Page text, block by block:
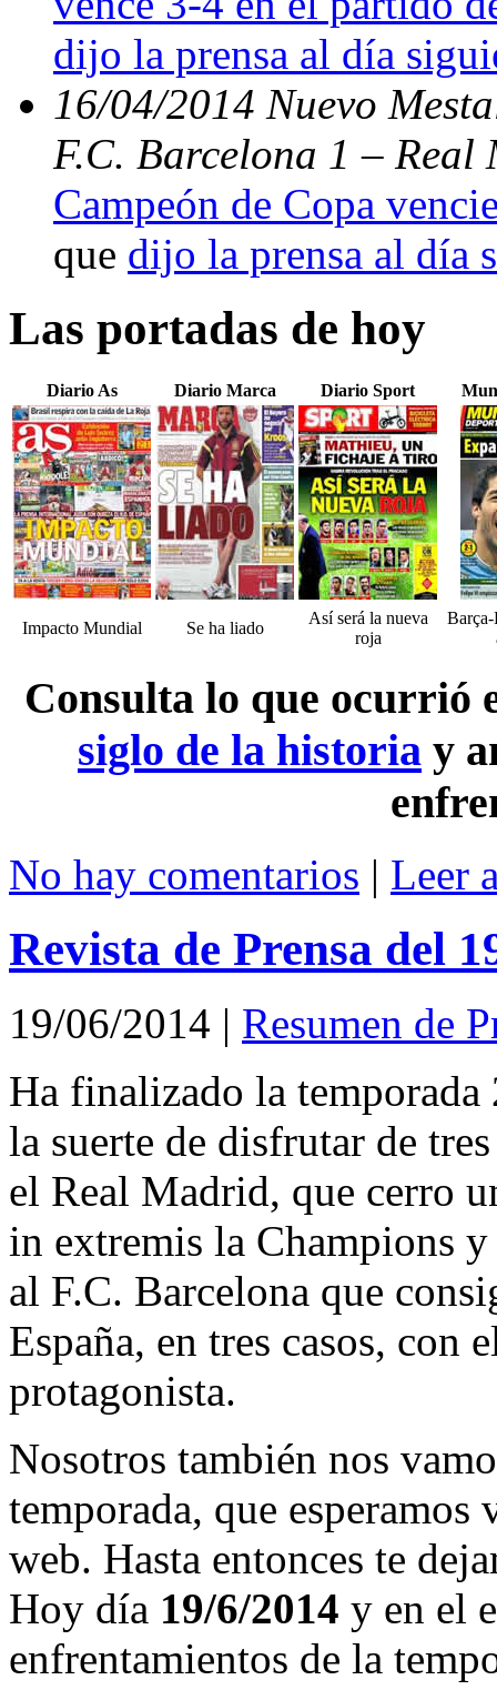
dijo la prensa al día
16/04/2014 Nuevo
F.C. Barcelona 1 –
Campeón de Copa
que dijo la prensa al día
Las portadas de hoy
Diario As Diario Marca Diario Sport
Impacto Mundial Se ha liado
Así será la nueva
roja
Consulta lo que ocurrió
siglo de la historia y
No hay comentarios | Leer
Revista de Prensa del
19/06/2014 | Resumen de
Ha finalizado la
la suerte de disfrutar de
el Real Madrid, que cerro
in extremis la Champions
al F.C. Barcelona que
España, en tres casos,
protagonista.
Nosotros también nos
temporada, que esperamos
web. Hasta entonces te
Hoy día 19/6/2014 y en el
enfrentamientos de la